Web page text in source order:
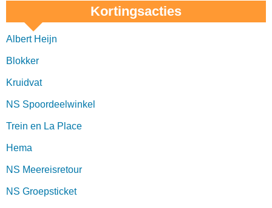
Kortingsacties
Albert Heijn
Blokker
Kruidvat
NS Spoordeelwinkel
Trein en La Place
Hema
NS Meereisretour
NS Groepsticket